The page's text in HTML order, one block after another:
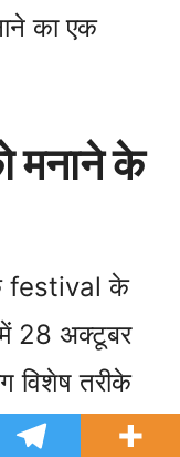
का एक
मनाने के
festival के
28 अक्टूबर
विशेष तरीके
के